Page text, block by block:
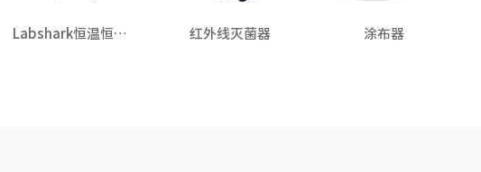
Labshark恒温恒湿培养箱 红外线灭菌器 涂布器